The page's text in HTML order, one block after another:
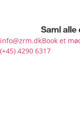
Saml alle
info@zrm.dkBook et
(+45) 4290 6317